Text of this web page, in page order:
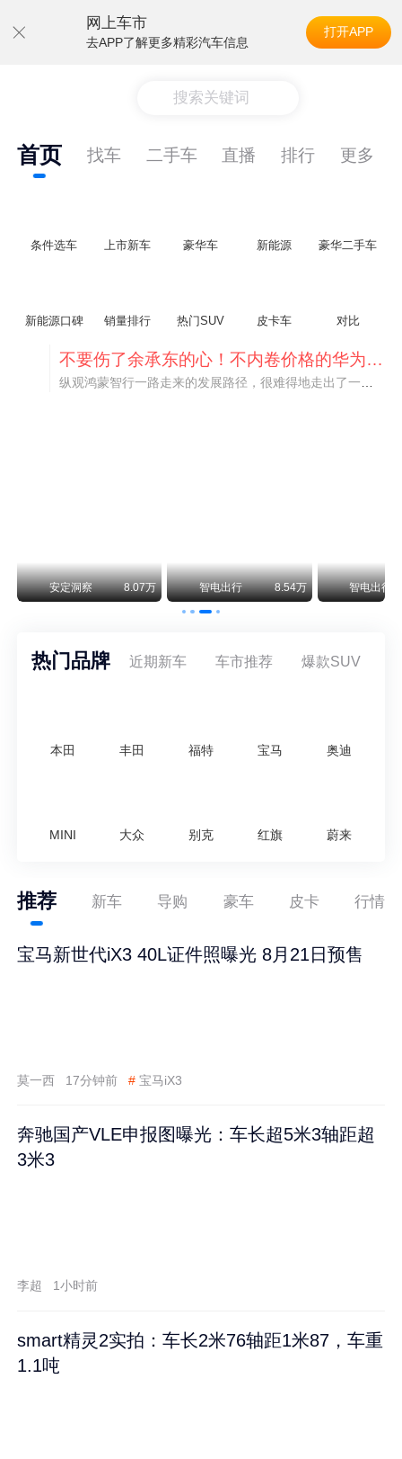
网上车市
去APP了解更多精彩汽车信息
打开APP
搜索关键词
首页 找车 二手车 直播 排行 更多
条件选车 上市新车 豪华车 新能源 豪华二手车
新能源口碑 销量排行 热门SUV 皮卡车 对比
不要伤了余承东的心！不内卷价格的华为，弥足珍贵！
安定洞察 8.07万 智电出行 8.54万 智电出行
热门品牌 近期新车 车市推荐 爆款SUV
本田 丰田 福特 宝马 奥迪
MINI 大众 别克 红旗 蔚来
推荐 新车 导购 豪车 皮卡 行情
宝马新世代iX3 40L证件照曝光 8月21日预售
莫一西 17分钟前 # 宝马iX3
奔驰国产VLE申报图曝光：车长超5米3轴距超
3米3
李超 1小时前
smart精灵2实拍：车长2米76轴距1米87，车重
1.1吨